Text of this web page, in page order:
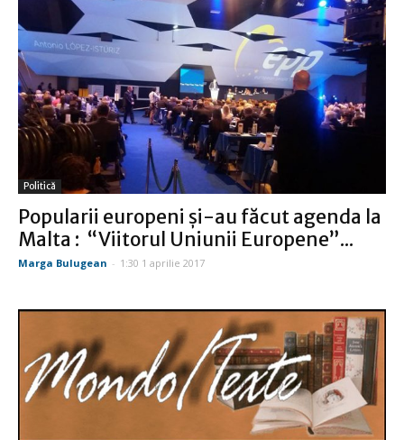
Politică
Popularii europeni şi-au făcut agenda la
Malta : “Viitorul Uniunii Europene”...
Marga Bulugean - 1:30 1 aprilie 2017